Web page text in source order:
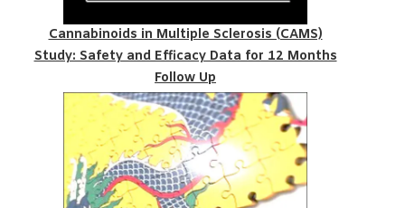
Cannabinoids in Multiple Sclerosis (CAMS)
Study: Safety and Efficacy Data for 12 Months
Follow Up